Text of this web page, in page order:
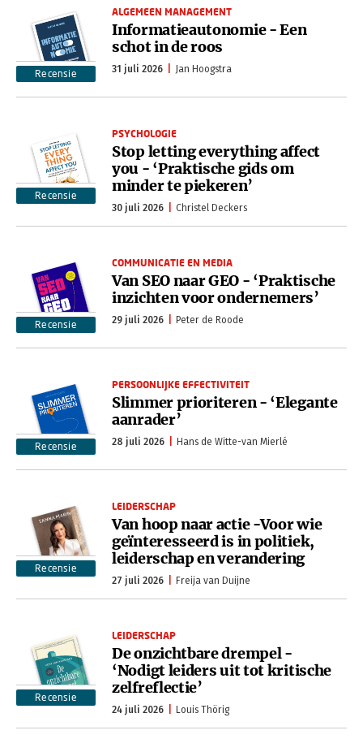
Recensie
ALGEMEEN MANAGEMENT
Informatieautonomie - Een
schot in de roos
31 juli 2026 Jan Hoogstra
Recensie
PSYCHOLOGIE
Stop letting everything affect
you - ‘Praktische gids om
minder te piekeren’
30 juli 2026 Christel Deckers
Recensie
COMMUNICATIE EN MEDIA
Van SEO naar GEO - ‘Praktische
inzichten voor ondernemers’
29 juli 2026 Peter de Roode
Recensie
PERSOONLIJKE EFFECTIVITEIT
Slimmer prioriteren - ‘Elegante
aanrader’
28 juli 2026 Hans de Witte-van Mierlé
Recensie
LEIDERSCHAP
Van hoop naar actie -Voor wie
geïnteresseerd is in politiek,
leiderschap en verandering
27 juli 2026 Freija van Duijne
Recensie
LEIDERSCHAP
De onzichtbare drempel -
‘Nodigt leiders uit tot kritische
zelfreflectie’
24 juli 2026 Louis Thörig